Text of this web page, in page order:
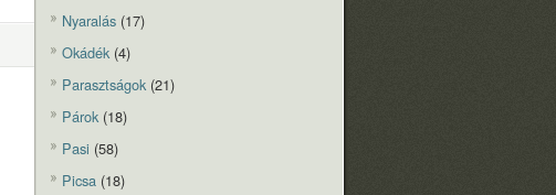
Nyaralás (17)
Okádék(4)
Parasztságok(21)
Párok(18)
Pasi (58)
Picsa (18)